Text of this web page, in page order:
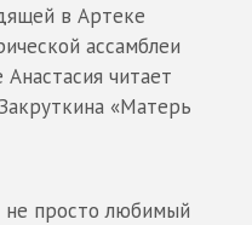
в Артеке
ассамблеи
читает
«Матерь
не просто любимый